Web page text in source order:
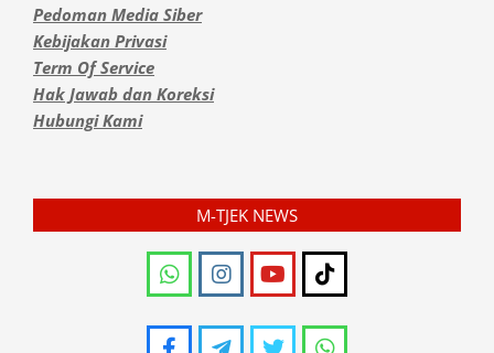
Pedoman Media Siber
Kebijakan Privasi
Term Of Service
Hak Jawab dan Koreksi
Hubungi Kami
M-TJEK NEWS